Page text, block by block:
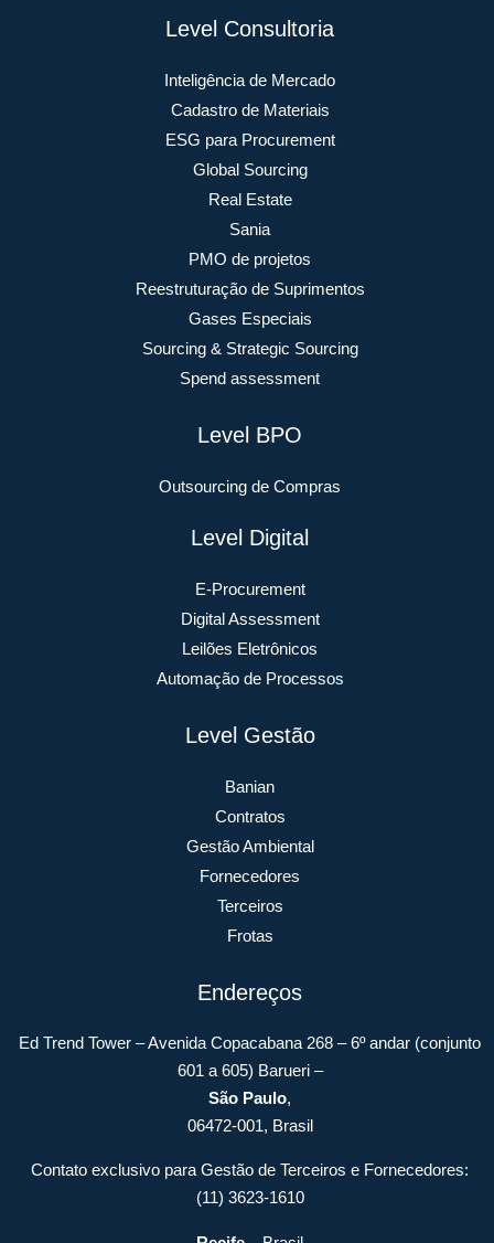
Level Consultoria
Inteligência de Mercado
Cadastro de Materiais
ESG para Procurement
Global Sourcing
Real Estate
Sania
PMO de projetos
Reestruturação de Suprimentos
Gases Especiais
Sourcing & Strategic Sourcing
Spend assessment
Level BPO
Outsourcing de Compras
Level Digital
E-Procurement
Digital Assessment
Leilões Eletrônicos
Automação de Processos
Level Gestão
Banian
Contratos
Gestão Ambiental
Fornecedores
Terceiros
Frotas
Endereços
Ed Trend Tower – Avenida Copacabana 268 – 6º andar (conjunto
601 a 605) Barueri –
São Paulo,
06472-001, Brasil
Contato exclusivo para Gestão de Terceiros e Fornecedores:
(11) 3623-1610